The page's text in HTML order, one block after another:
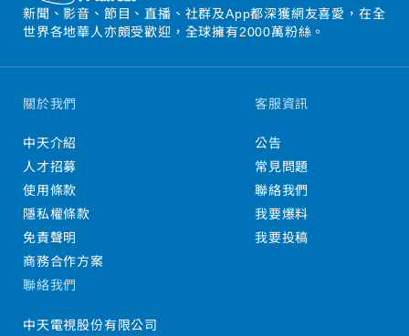
新聞、影音、節目、直播、社群及App都深獲網友喜愛，在全
世界各地華人亦頗受歡迎，全球擁有2000萬粉絲。
關於我們
中天介紹
人才招募
使用條款
隱私權條款
免責聲明
商務合作方案
客服資訊
公告
常見問題
聯絡我們
我要爆料
我要投稿
聯絡我們
中天電視股份有限公司